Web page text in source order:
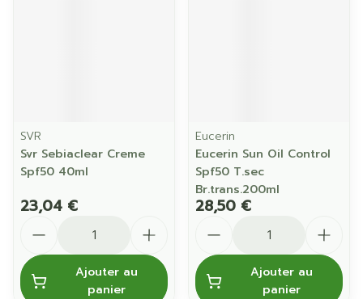
SVR
Svr Sebiaclear Creme
Spf50 40ml
23,04 €
Ajouter au
panier
Eucerin
Eucerin Sun Oil Control
Spf50 T.sec
Br.trans.200ml
28,50 €
Ajouter au
panier